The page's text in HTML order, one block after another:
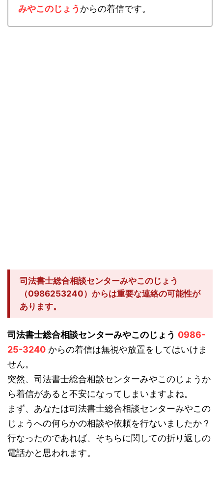
みやこのじょうからの着信です。
司法書士総合相談センターみやこのじょう
（0986253240）からは重要な連絡の可能性が
あります。
司法書士総合相談センターみやこのじょう 0986-
25-3240 からの着信は無視や放置をしてはいけま
せん。
突然、司法書士総合相談センターみやこのじょうか
ら着信があると不安になってしまいますよね。
まず、あなたは司法書士総合相談センターみやこの
じょうへの何らかの相談や依頼を行ないましたか？
行なったのであれば、そちらに関しての折り返しの
電話かと思われます。